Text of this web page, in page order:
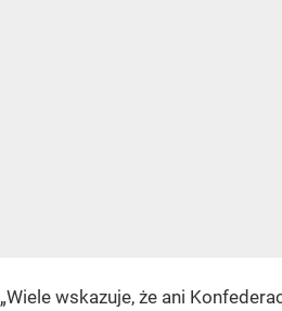
„Wiele wskazuje, że ani